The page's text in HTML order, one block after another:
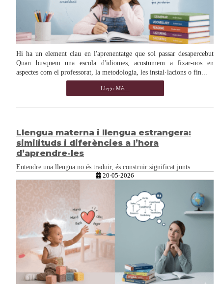
Hi ha un element clau en l'aprenentatge que sol passar desapercebut
Quan busquem una escola d'idiomes, acostumem a fixar-nos en
aspectes com el professorat, la metodologia, les instal·lacions o fin...
Llegir Més...
Llengua materna i llengua estrangera:
similituds i diferències a l’hora
d’aprendre-les
Entendre una llengua no és traduir, és construir significat junts.
20-05-2026